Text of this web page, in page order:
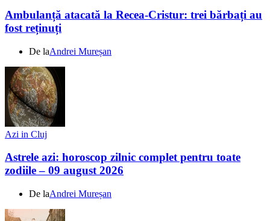
Ambulanță atacată la Recea-Cristur: trei bărbați au
fost reținuți
De laAndrei Mureșan
Azi in Cluj
Astrele azi: horoscop zilnic complet pentru toate
zodiile – 09 august 2026
De laAndrei Mureșan